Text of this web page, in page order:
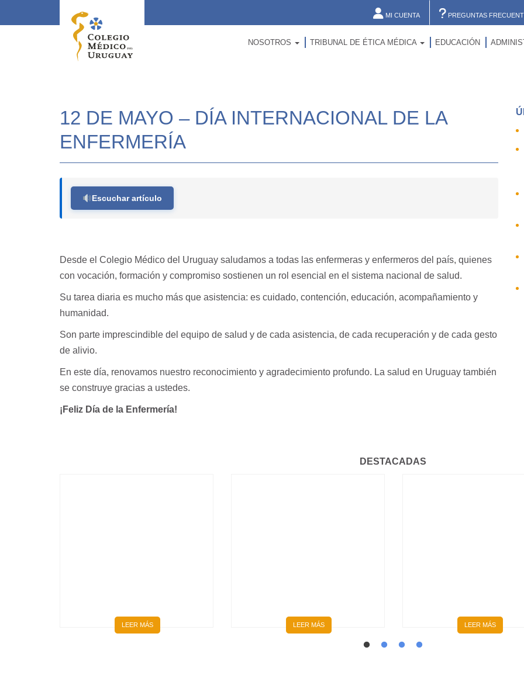
MI CUENTA PREGUNTAS
NOSOTROS TRIBUNAL DE ÉTICA MÉDICA EDUCACIÓN
12 DE MAYO – DÍA INTERNACIONAL DE LA
ENFERMERÍA
Escuchar artículo
Desde el Colegio Médico del Uruguay saludamos a todas las enfermeras y enfermeros del país, quienes
con vocación, formación y compromiso sostienen un rol esencial en el sistema nacional de salud.
Su tarea diaria es mucho más que asistencia: es cuidado, contención, educación, acompañamiento y
humanidad.
Son parte imprescindible del equipo de salud y de cada asistencia, de cada recuperación y de cada gesto
de alivio.
En este día, renovamos nuestro reconocimiento y agradecimiento profundo. La salud en Uruguay también
se construye gracias a ustedes.
¡Feliz Día de la Enfermería!
DESTACADAS
LEER MÁS LEER MÁS LEER MÁS